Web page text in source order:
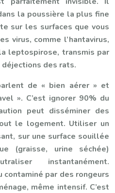
la poussière la plus fine
sur les surfaces que vous
virus, comme l’hantavirus,
leptospirose, transmis par
des rats.
de « bien aérer » et
». C’est ignorer 90% du
peut disséminer des
le logement. Utiliser un
sur une surface souillée
(graisse, urine séchée)
instantanément.
contaminé par des rongeurs
même intensif. C’est